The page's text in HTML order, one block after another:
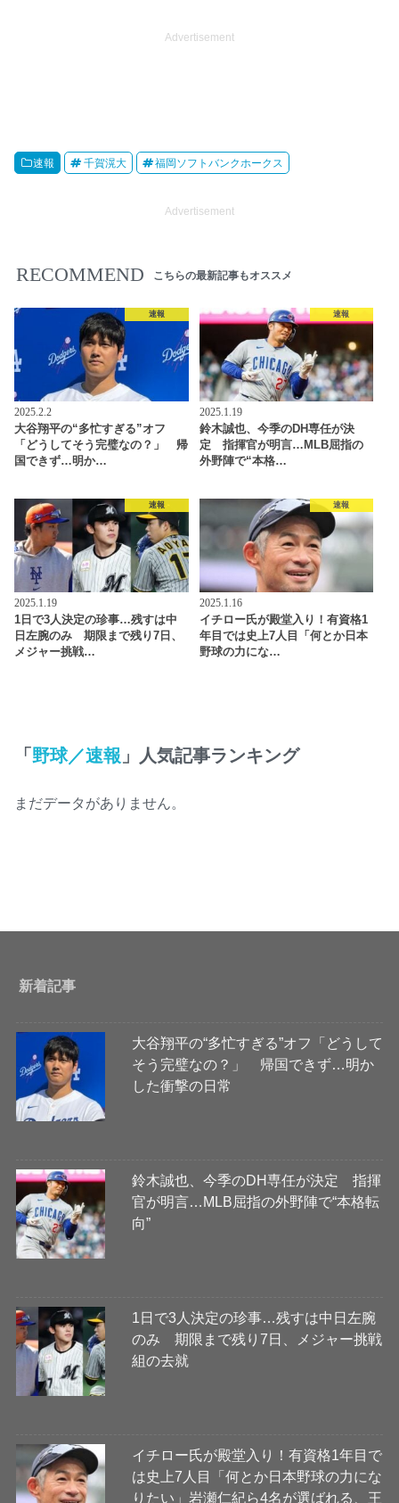
Advertisement
速報 千賀滉大 福岡ソフトバンクホークス
Advertisement
RECOMMEND こちらの最新記事もオススメ
速報
2025.2.2
大谷翔平の“多忙すぎる”オフ
「どうしてそう完璧なの？」 帰
国できず…明か…
速報
2025.1.19
鈴木誠也、今季のDH専任が決
定 指揮官が明言…MLB屈指の
外野陣で“本格…
速報
2025.1.19
1日で3人決定の珍事…残すは中
日左腕のみ 期限まで残り7日、
メジャー挑戦…
速報
2025.1.16
イチロー氏が殿堂入り！有資格1
年目では史上7人目「何とか日本
野球の力にな…
「野球／速報 」人気記事ランキング
まだデータがありません。
新着記事
大谷翔平の“多忙すぎる”オフ「どうして
そう完璧なの？」 帰国できず…明か
した衝撃の日常
鈴木誠也、今季のDH専任が決定 指揮
官が明言…MLB屈指の外野陣で“本格転
向”
1日で3人決定の珍事…残すは中日左腕
のみ 期限まで残り7日、メジャー挑戦
組の去就
イチロー氏が殿堂入り！有資格1年目で
は史上7人目「何とか日本野球の力にな
りたい」岩瀬仁紀ら4名が選ばれる、王